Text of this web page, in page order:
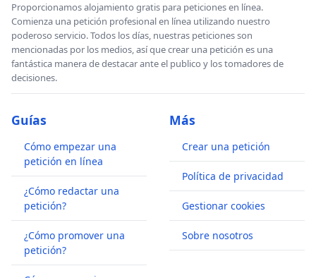
Proporcionamos alojamiento gratis para peticiones en línea.
Comienza una petición profesional en línea utilizando nuestro
poderoso servicio. Todos los días, nuestras peticiones son
mencionadas por los medios, así que crear una petición es una
fantástica manera de destacar ante el publico y los tomadores de
decisiones.
Guías
Cómo empezar una
petición en línea
¿Cómo redactar una
petición?
¿Cómo promover una
petición?
Más
Crear una petición
Política de privacidad
Gestionar cookies
Sobre nosotros